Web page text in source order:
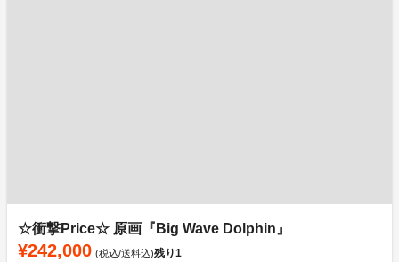
☆衝撃Price☆ 原画『Big Wave Dolphin』
¥242,000 (税込/送料込)残り1